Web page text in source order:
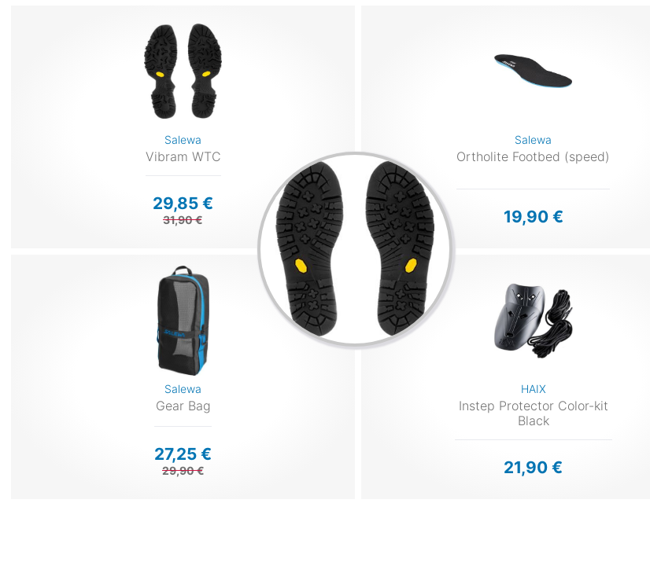
Salewa
Vibram WTC
29,85 €
31,90 €
Salewa
Ortholite Footbed (speed)
19,90 €
Salewa
Gear Bag
27,25 €
29,90 €
HAIX
Instep Protector Color-kit
Black
21,90 €